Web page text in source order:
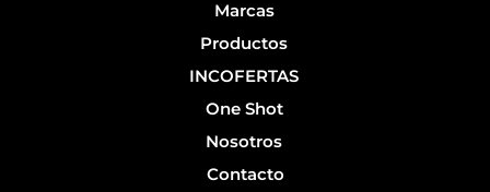
Marcas
Productos
INCOFERTAS
One Shot
Nosotros
Contacto